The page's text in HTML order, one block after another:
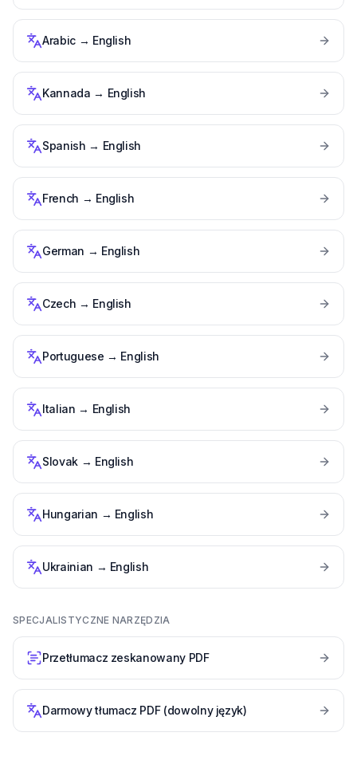
Arabic→ English
Kannada → English
Spanish → English
French → English
German → English
Czech → English
Portuguese → English
Italian → English
Slovak→ English
Hungarian → English
Ukrainian → English
SPECJALISTYCZNE NARZĘDZIA
Przetłumacz zeskanowany PDF
Darmowy tłumacz PDF (dowolny język)